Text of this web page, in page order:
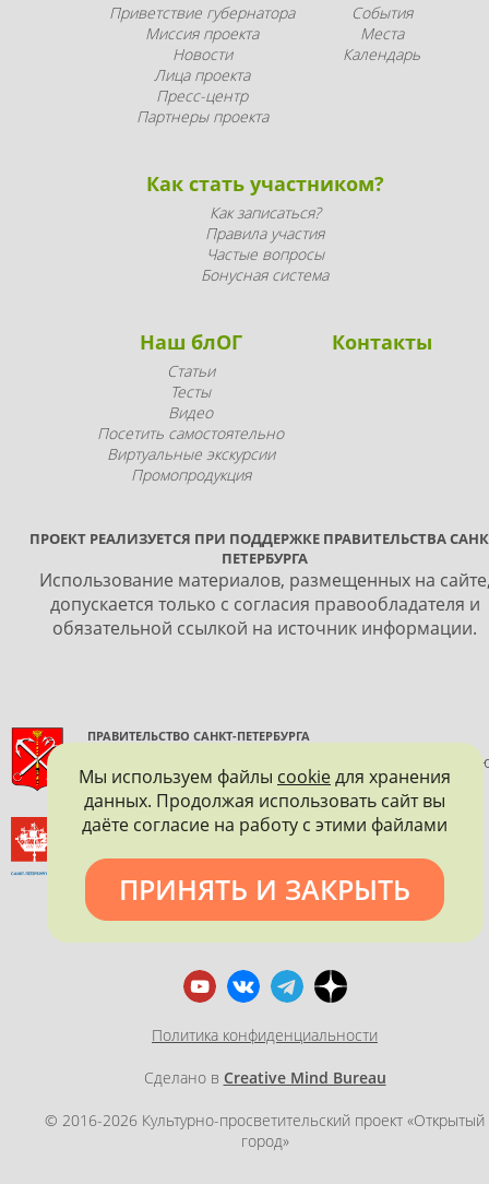
Приветствие губернатора
Миссия проекта
Новости
Лица проекта
Пресс-центр
Партнеры проекта
События
Места
Календарь
Как стать участником?
Как записаться?
Правила участия
Частые вопросы
Бонусная система
Наш блОГ
Статьи
Тесты
Видео
Посетить самостоятельно
Виртуальные экскурсии
Промопродукция
Контакты
ПРОЕКТ РЕАЛИЗУЕТСЯ ПРИ ПОДДЕРЖКЕ ПРАВИТЕЛЬСТВА
ПЕТЕРБУРГА
Использование материалов, размещенных на
допускается только с согласия правообладателя и
обязательной ссылкой на источник информации.
ПРАВИТЕЛЬСТВО САНКТ-ПЕТЕРБУРГА
КОМИТЕТ ПО ГОСУДАРСТВЕННОМУ КОНТРОЛЮ,
И ОХРАНЕ ПАМЯТНИКОВ ИСТОРИИ И КУЛЬТУРЫ
ВСЕРОССИЙСКОЕ ОБЩЕСТВО ОХРАНЫ ПАМЯТНИКОВ
Политика конфиденциальности
Сделано в Creative Mind Bureau
© 2016-2026 Культурно-просветительский проект «Открытый
город»
Мы используем файлы cookieдля хранения
данных. Продолжая использовать сайт вы
даёте согласие на работу с этими файлами
ПРИНЯТЬ И ЗАКРЫТЬ